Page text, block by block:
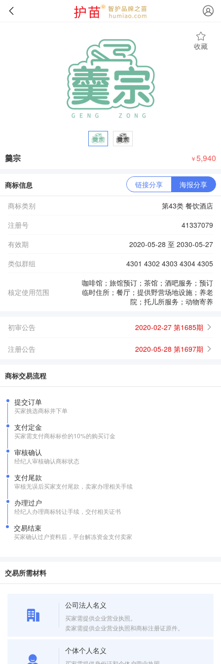
收藏
羹宗 ￥5,940
商标信息 链接分享 海报分享
商标类别
第43类 餐饮酒店
注册号
41337079
有效期
2020-05-28 至 2030-05-27
类似群组
4301 4302 4303 4304 4305
核定使用范围
咖啡馆；旅馆预订；茶馆；酒吧服务；预订
临时住所；餐厅；提供野营场地设施；养老
院；托儿所服务；动物寄养
初审公告 2020-02-27 第1685期
注册公告 2020-05-28 第1697期
商标交易流程
提交订单
买家挑选商标并下单
支付定金
买家需支付商标标价的10%的购买订金
审核确认
经纪人审核确认商标状态
支付尾款
审核无误后买家支付尾款，卖家办理相关手续
办理过户
经纪人办理商标转让手续，交付相关证书
交易结束
买家确认过户资料后，平台解冻资金支付卖家
交易所需材料
公司法人名义
买家需提供企业营业执照。
卖家需提供企业营业执照和商标注册证原件。
个体个人名义